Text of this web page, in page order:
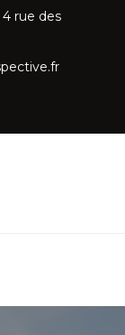
rue des